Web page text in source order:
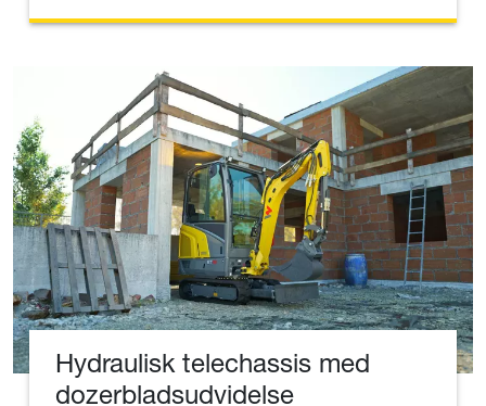
Hydraulisk telechassis med
dozerbladsudvidelse